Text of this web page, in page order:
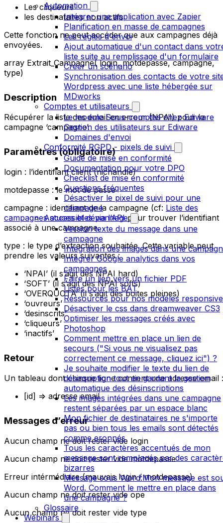
Automation
Intégrer une application avec Zapier
Planification en masse de campagnes
Les règles d'envoi
Ajout automatique d'un contact dans
liste suite au remplissage d'un formulaire
Créer un scénario
Synchronisation des contacts de votre
Wordpress avec une liste hébergée sur
MDworks
Comptes et utilisateurs
Le module Sous-comptes chez Ediware
Gestion des utilisateurs sur Ediware
Domaines d'envoi
Conformité RGPD - pixels de suivi
Guide de mise en conformité
Documentation pour votre DPO
Checklist de mise en conformité
Questions fréquentes
Désactiver le pixel de suivi pour une
campagne
Astuces et dépannage
Version texte du message dans une
campagne
Intégration des images dans une
Intégrer Google analytics dans vos
campagnes
Faire un lien vers un fichier PDF
Listes pour les BAT
Ressources pour nos modèles
Désactiver le css dans dreamweaver CS3
Optimiser les messages créés avec
Photoshop
Comment mettre en place un lien de
secours ("Si vous ne visualisez pas
correctement ce message, cliquez ici") ?
Je souhaite modifier le texte du lien de
désinsription tout en gardant la gestion
automatique des désinscriptions
Les images intégrées dans une campagne
restent séparées par un espace blanc
Mon fichier de destinataires ne s'importe
pas ou bien tous les emails sont détectés
comme eronnés
Tous les caractères accentués de mon
message sont remplacés par des
bizarres
Message sous Word:Mon message est
Word. Comment le mettre en place dans
une campagne ?
Glossaire
Webinars
Les cliqueurs
les destinataires non actifs
Cette fonction ne peut accéder que aux campagnes déjà
envoyées.
array Extrait_Campagne( login, motdepasse, campagne,
type)
Description
Récupérer la liste des email en erreur (NPAI) pour la
campagne ‘campagne’.
Paramètres (obligatoire)
login : l’identifiant client (nichandle)
motdepasse : le mot de passe
campagne : identifiant de la campagne (cf: Liste des
campagnes accessibles via l’APIpour trouver l’identifiant
associé à une campagne.
type : le type d’extraction souhaitée. Cette variable peut
prendre les valeurs suivantes :
‘NPAI’ (il s’agit des NPAI hard)
‘SOFT’ (il s’agit des NPAI softs)
‘OVERQUOTA’ (il s’agit des boites pleines)
‘ouvreurs’
‘desinscrits’
‘cliqueurs’
‘inactifs’
Retour
Un tableau dont chaque ligne contient une adresse email :
[id] => adresse email
Messages d’erreur
Aucun champ ne doit rester vide login
Aucun champ ne doit rester vide motdepasse
Erreur intérmédiaire (mauvais login / motdepasse)
Aucun champ ne doit rester vide ope
Aucun champ ne doit rester vide type